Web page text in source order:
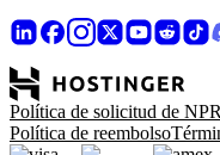
Política de solicitud de
Política de reembolso